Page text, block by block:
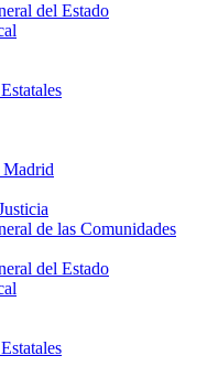
del Estado
Madrid
de las Comunidades
del Estado